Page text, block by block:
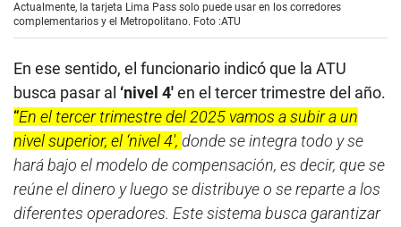
Actualmente, la tarjeta Lima Pass solo puede usar en los corredores
complementarios y el Metropolitano. Foto :ATU
En ese sentido, el funcionario indicó que la ATU
busca pasar al ‘nivel 4′en el tercer trimestre del año.
“En el tercer trimestre del 2025 vamos a subir a un
nivel superior, el ‘nivel 4′, donde se integra todo y se
hará bajo el modelo de compensación, es decir, que se
reúne el dinero y luego se distribuye o se reparte a los
diferentes operadores. Este sistema busca garantizar